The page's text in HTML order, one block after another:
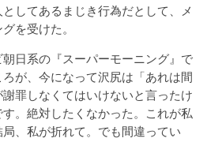
してあるまじき行為だとして、メ
を受けた。
日系の『スーパーモーニング』で
が、今になって沢尻は「あれは間
罪しなくてはいけないと言ったけ
。絶対したくなかった。これが私
、私が折れて。でも間違ってい